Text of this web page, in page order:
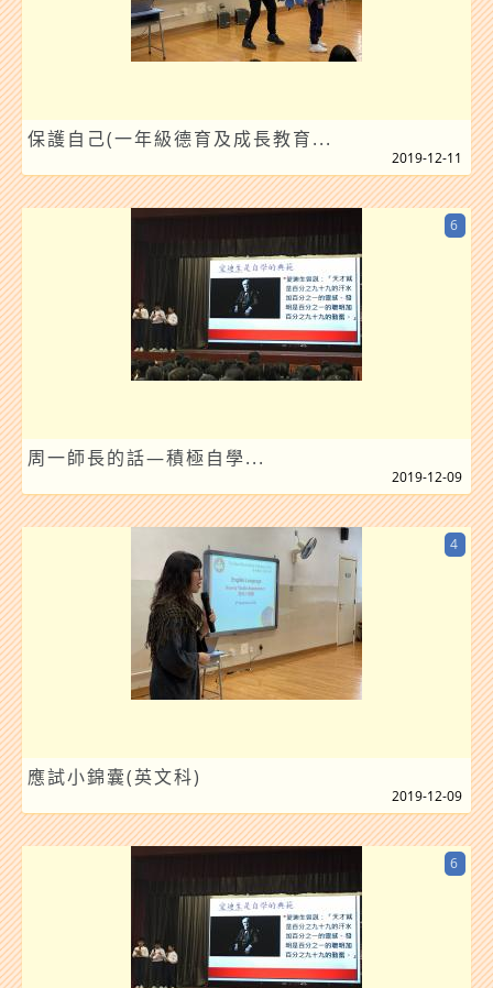
保護自己(一年級德育及成長教育...
2019-12-11
周一師長的話—積極自學...
6
2019-12-09
應試小錦囊(英文科)
4
2019-12-09
6